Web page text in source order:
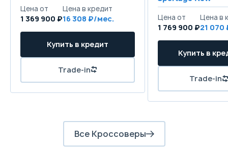
1 369 900 ₽16 308
1 769 900 ₽21 070
Все Кроссоверы